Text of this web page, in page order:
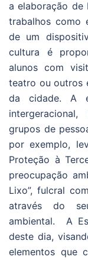
a elaboração de
trabalhos como
de um
cultura é
alunos com
teatro ou outros
da cidade. A
grupos de
por exemplo,
Proteção à
preocupação
Lixo”, fulcral
através do
ambiental. A
deste dia,
elementos que